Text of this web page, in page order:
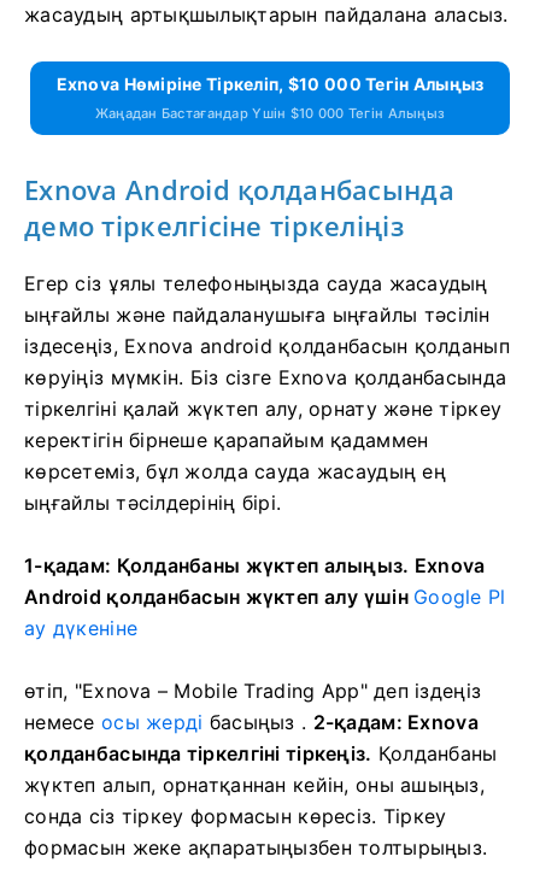
жасаудың артықшылықтарын пайдалана аласыз.
Exnova Нөміріне Тіркеліп, $10 000 Тегін Алыңыз
Жаңадан Бастағандар Үшін $10 000 Тегін Алыңыз
Exnova Android қолданбасында
демо тіркелгісіне тіркеліңіз
Егер сіз ұялы телефоныңызда сауда жасаудың
ыңғайлы және пайдаланушыға ыңғайлы тәсілін
іздесеңіз, Exnova android қолданбасын қолданып
көруіңіз мүмкін. Біз сізге Exnova қолданбасында
тіркелгіні қалай жүктеп алу, орнату және тіркеу
керектігін бірнеше қарапайым қадаммен
көрсетеміз, бұл жолда сауда жасаудың ең
ыңғайлы тәсілдерінің бірі.
1-қадам: Қолданбаны жүктеп алыңыз. Exnova
Android қолданбасын жүктеп алу үшін Google Pl
ay дүкеніне
өтіп, "Exnova – Mobile Trading App" деп іздеңіз
немесе осы жерді басыңыз . 2-қадам: Exnova
қолданбасында тіркелгіні тіркеңіз. Қолданбаны
жүктеп алып, орнатқаннан кейін, оны ашыңыз,
сонда сіз тіркеу формасын көресіз. Тіркеу
формасын жеке ақпаратыңызбен толтырыңыз.